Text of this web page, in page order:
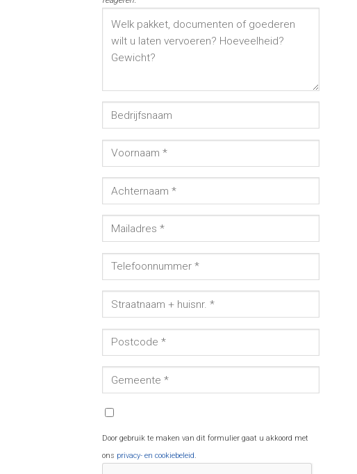
Door gebruik te maken van dit formulier gaat u akkoord met
ons privacy- en cookiebeleid